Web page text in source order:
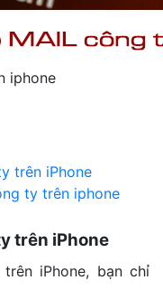
iphone
trên iPhone
ty trên iphone
trên iPhone
iPhone, bạn chỉ